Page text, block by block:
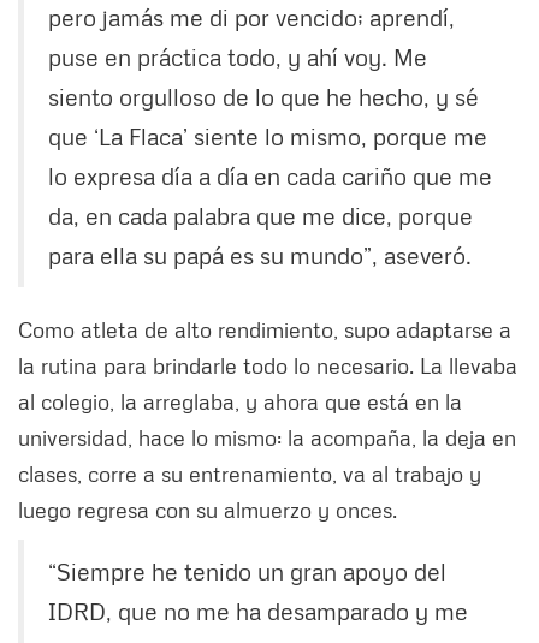
pero jamás me di por vencido; aprendí,
puse en práctica todo, y ahí voy. Me
siento orgulloso de lo que he hecho, y sé
que ‘La Flaca’ siente lo mismo, porque me
lo expresa día a día en cada cariño que me
da, en cada palabra que me dice, porque
para ella su papá es su mundo”, aseveró.
Como atleta de alto rendimiento, supo adaptarse a
la rutina para brindarle todo lo necesario. La llevaba
al colegio, la arreglaba, y ahora que está en la
universidad, hace lo mismo: la acompaña, la deja en
clases, corre a su entrenamiento, va al trabajo y
luego regresa con su almuerzo y onces.
“Siempre he tenido un gran apoyo del
IDRD, que no me ha desamparado y me